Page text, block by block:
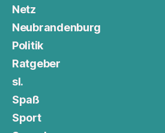
Netz
Neubrandenburg
Politik
Ratgeber
sl.
Spaß
Sport